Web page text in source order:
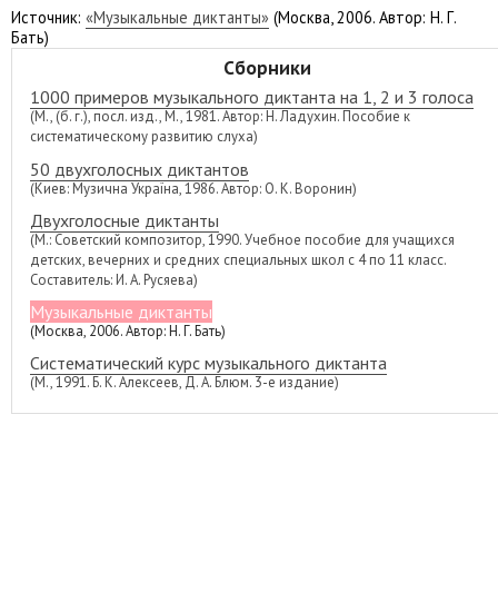
Источник: «Музыкальные диктанты» (Москва, 2006. Автор: Н. Г.
Бать)
Сборники
1000 примеров музыкального диктанта на 1, 2 и 3 голоса
(М., (б. г.), посл. изд., М., 1981. Автор: Н. Ладухин. Пособие к
систематическому развитию слуха)
50 двухголосных диктантов
(Киев: Музична Україна, 1986. Автор: О. К. Воронин)
Двухголосные диктанты
(М.: Советский композитор, 1990. Учебное пособие для учащихся
детских, вечерних и средних специальных школ с 4 по 11 класс.
Составитель: И. А. Русяева)
Музыкальные диктанты
(Москва, 2006. Автор: Н. Г. Бать)
Систематический курс музыкального диктанта
(М., 1991. Б. К. Алексеев, Д. А. Блюм. 3-е издание)